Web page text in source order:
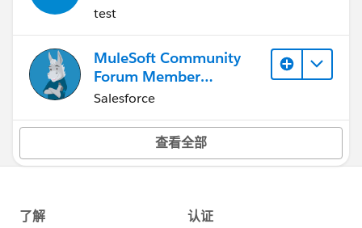
test
MuleSoft Community
Forum Member
(Inactive)
Salesforce
查看全部